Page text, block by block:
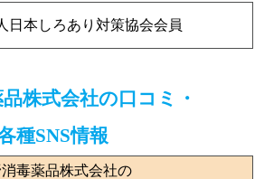
日本しろあり対策協会会員
株式会社の口コミ・
種SNS情報
毒薬品株式会社の